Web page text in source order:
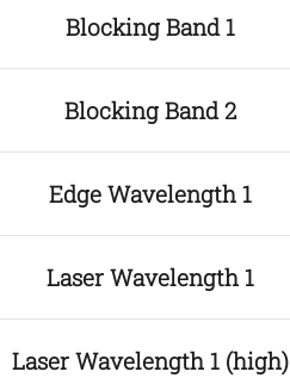
Blocking Band 1
Blocking Band 2
Edge Wavelength 1
Laser Wavelength 1
Laser Wavelength 1 (high)